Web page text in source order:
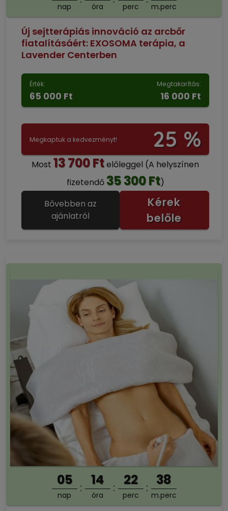
nap óra perc m.perc
Új sejtterápiás innováció az arcbőr
fiatalításáért: EXOSOMA terápia, a
Lavender Centerben
Érték:
65 000 Ft
Megtakarítás:
16 000 Ft
Megkaptuk a kedvezményt! 25 %
Most 13 700 Ftelőleggel (A helyszínen
fizetendő 35 300 Ft)
Bővebben az
ajánlatról
Kérek
belőle
05
nap
14
óra
22
perc
37
m.perc